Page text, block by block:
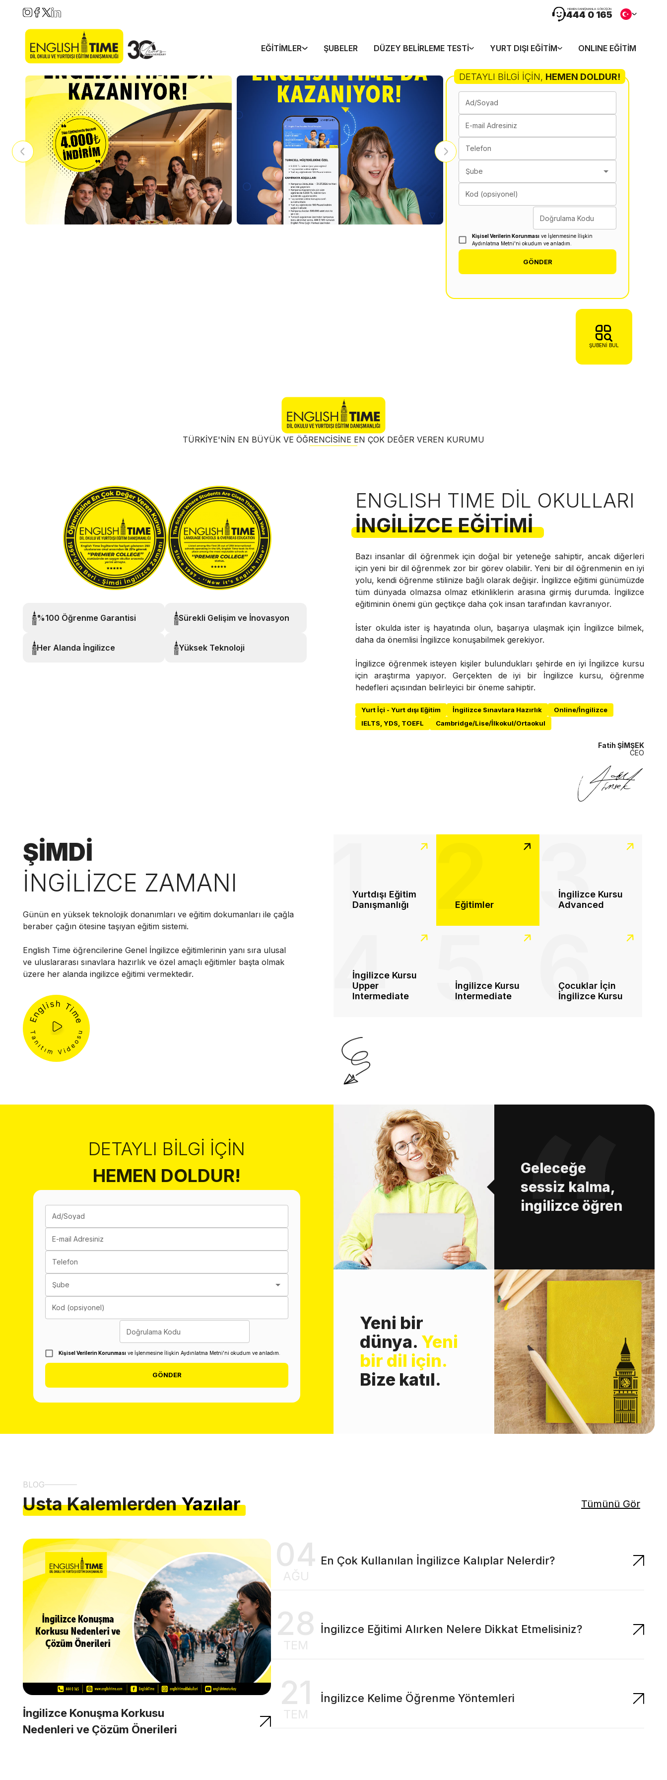
HEMEN DANIŞMANLA GÖRÜŞÜN
444 0 165
EĞITIMLER ŞUBELER DÜZEY BELIRLEME TESTI YURT DIŞI EĞITIM ONLINE EĞITIM
DETAYLI BILGI İÇIN, HEMEN DOLDUR!
Ad/Soyad
E-mail Adresiniz
Telefon
Şube
Kod (opsiyonel)
Doğrulama Kodu
Kişisel Verilerin Korunması ve İşlenmesine İlişkin
Aydınlatma Metni'ni okudum ve anladım.
GÖNDER
ŞUBENI BUL
TÜRKIYE'NIN EN BÜYÜK VE ÖĞRENCISINE EN ÇOK DEĞER VEREN KURUMU
%100 Öğrenme Garantisi Sürekli Gelişim ve İnovasyon
Her Alanda İngilizce Yüksek Teknoloji
ENGLISH TIME DIL OKULLARI
İNGILIZCE EĞITIMI
Bazı insanlar dil öğrenmek için doğal bir yeteneğe sahiptir, ancak diğerleri
için yeni bir dil öğrenmek zor bir görev olabilir. Yeni bir dil öğrenmenin en iyi
yolu, kendi öğrenme stilinize bağlı olarak değişir. İngilizce eğitimi günümüzde
tüm dünyada olmazsa olmaz etkinliklerin arasına girmiş durumda. İngilizce
eğitiminin önemi gün geçtikçe daha çok insan tarafından kavranıyor.
İster okulda ister iş hayatında olun, başarıya ulaşmak için İngilizce bilmek,
daha da önemlisi İngilizce konuşabilmek gerekiyor.
İngilizce öğrenmek isteyen kişiler bulundukları şehirde en iyi İngilizce kursu
için araştırma yapıyor. Gerçekten de iyi bir İngilizce kursu, öğrenme
hedefleri açısından belirleyici bir öneme sahiptir.
Yurt İçi - Yurt dışı Eğitim İngilizce Sınavlara Hazırlık
Online/İngilizce
IELTS, YDS, TOEFL
Cambridge/Lise/İlkokul/Ortaokul
Fatih ŞİMŞEK
CEO
ŞİMDİ
İNGİLİZCE ZAMANI
Günün en yüksek teknolojik donanımları ve eğitim dokumanları ile çağla
beraber çağın ötesine taşıyan eğitim sistemi.
English Time öğrencilerine Genel İngilizce eğitimlerinin yanı sıra ulusal
ve uluslararası sınavlara hazırlık ve özel amaçlı eğitimler başta olmak
üzere her alanda ingilizce eğitimi vermektedir.
Yurtdışı Eğitim
Danışmanlığı
1 Eğitimler
2
İngilizce Kursu
Advanced
3
İngilizce Kursu
Upper
Intermediate
4
İngilizce Kursu
Intermediate
5
Çocuklar İçin
İngilizce Kursu
6
DETAYLI BILGI İÇIN
HEMEN DOLDUR!
Ad/Soyad
E-mail Adresiniz
Telefon
Şube
Kod (opsiyonel)
Doğrulama Kodu
Kişisel Verilerin Korunması ve İşlenmesine İlişkin Aydınlatma Metni'ni okudum ve anladım.
GÖNDER
Geleceğe
sessiz kalma,
ingilizce öğren
Yeni bir
dünya. Yeni
bir dil için.
Bize katıl.
BLOG
Usta Kalemlerden Yazılar Tümünü Gör
İngilizce Konuşma Korkusu
Nedenleri ve Çözüm Önerileri
04
AĞU
En Çok Kullanılan İngilizce Kalıplar Nelerdir?
28
TEM
İngilizce Eğitimi Alırken Nelere Dikkat Etmelisiniz?
21
TEM
İngilizce Kelime Öğrenme Yöntemleri